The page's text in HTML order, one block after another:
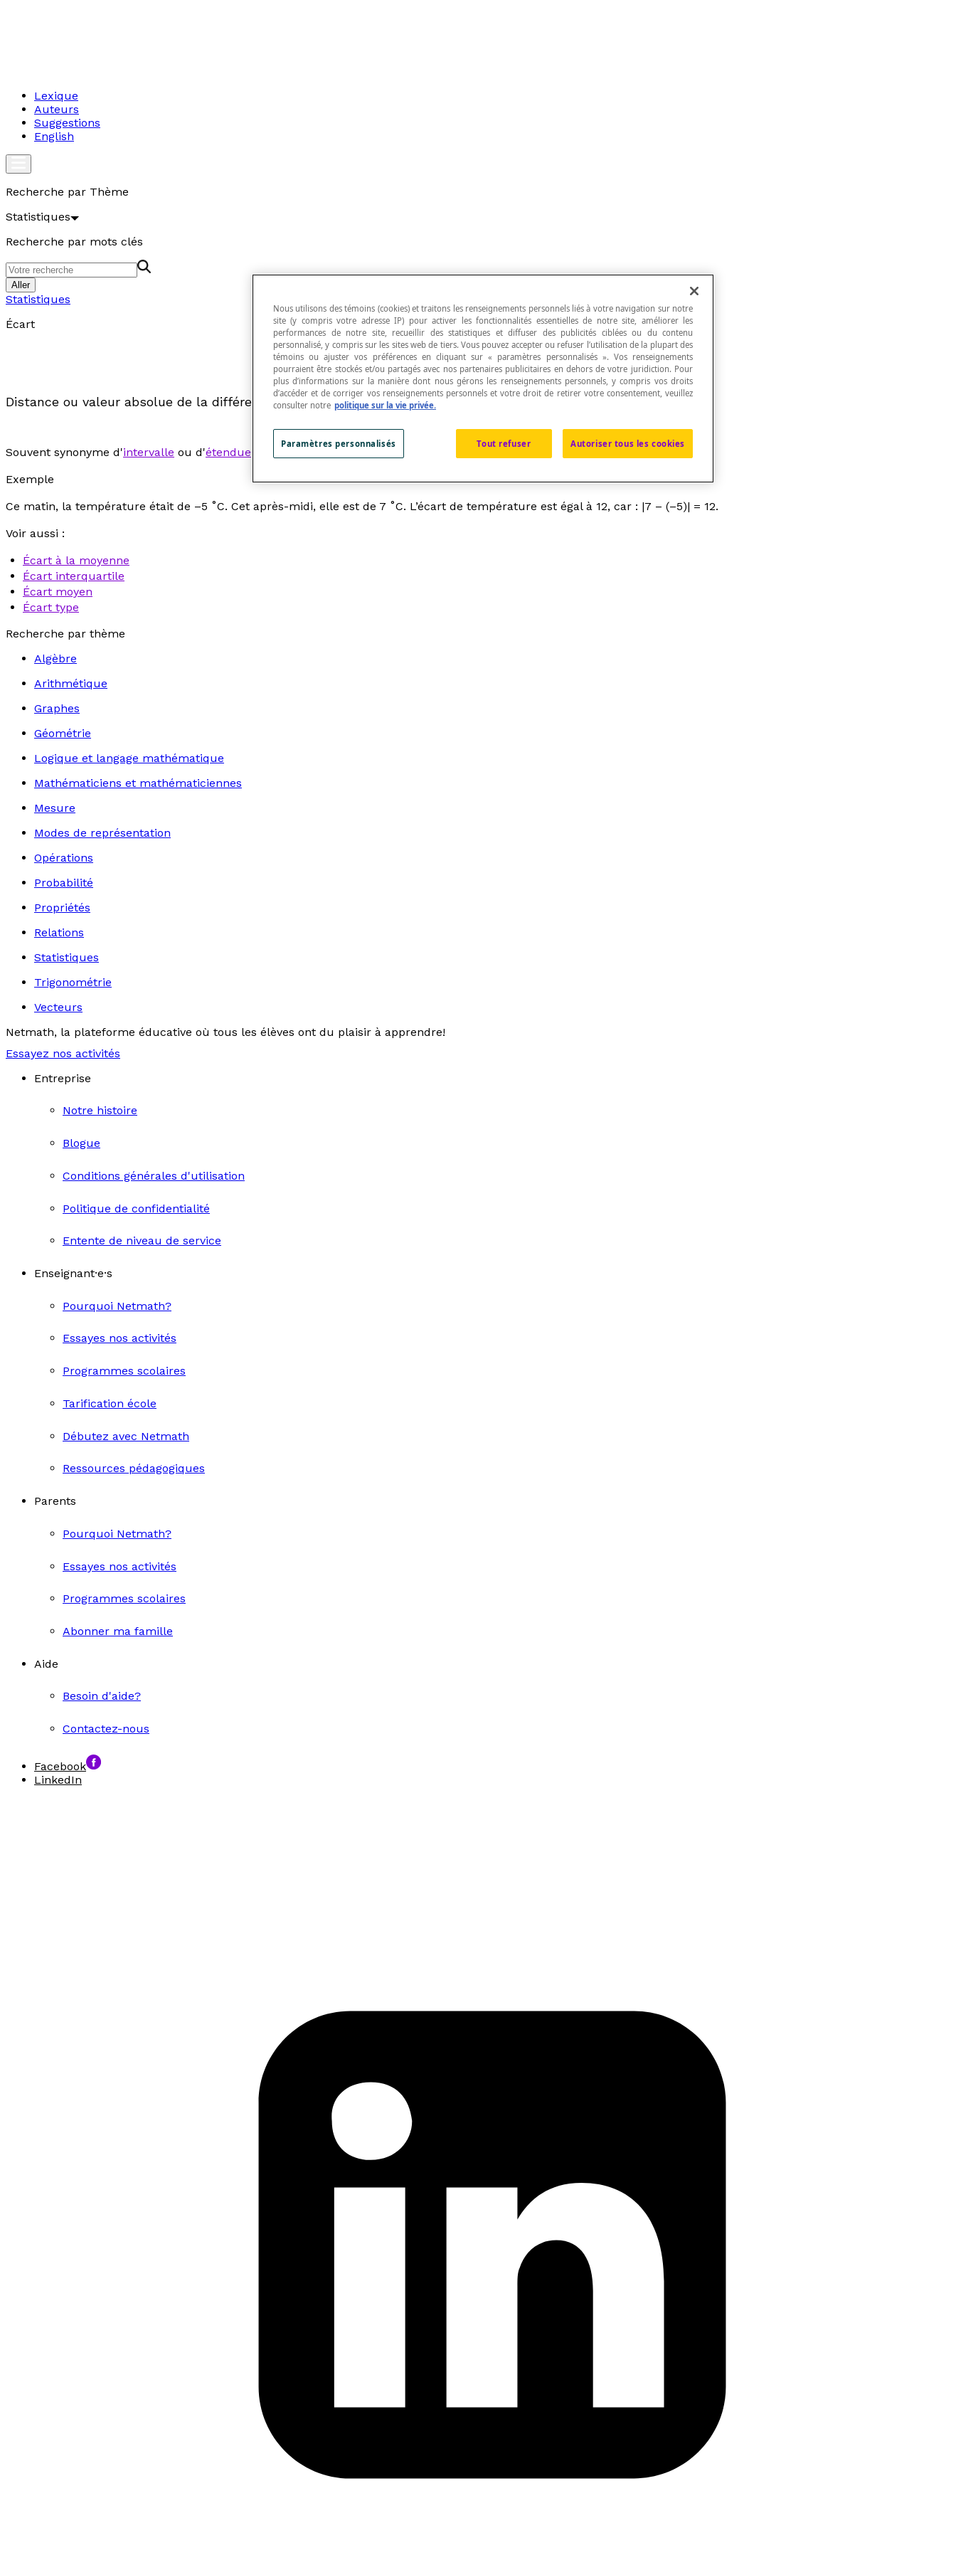
Lexique
Auteurs
Suggestions
English
Recherche par Thème
Statistiques
Recherche par mots clés
Aller
Statistiques
Écart
Distance ou valeur absolue de la différence entre deux valeurs données.
Souvent synonyme d'intervalle ou d'étendue
Exemple
Ce matin, la température était de –5 ˚C. Cet après-midi, elle est de 7 ˚C. L’écart de température est égal à 12, car : |7 – (–5)| = 12.
Voir aussi :
Écart à la moyenne
Écart interquartile
Écart moyen
Écart type
Recherche par thème
Algèbre
Arithmétique
Graphes
Géométrie
Logique et langage mathématique
Mathématiciens et mathématiciennes
Mesure
Modes de représentation
Opérations
Probabilité
Propriétés
Relations
Statistiques
Trigonométrie
Vecteurs
Netmath, la plateforme éducative où tous les élèves ont du plaisir à apprendre!
Essayez nos activités
Entreprise
Notre histoire
Blogue
Conditions générales d'utilisation
Politique de confidentialité
Entente de niveau de service
Enseignant·e·s
Pourquoi Netmath?
Essayes nos activités
Programmes scolaires
Tarification école
Débutez avec Netmath
Ressources pédagogiques
Parents
Pourquoi Netmath?
Essayes nos activités
Programmes scolaires
Abonner ma famille
Aide
Besoin d'aide?
Contactez-nous
Facebook
LinkedIn
Nous utilisons des témoins (cookies) et traitons les renseignements personnels liés à votre navigation sur notre
site (y compris votre adresse IP) pour activer les fonctionnalités essentielles de notre site, améliorer les
performances de notre site, recueillir des statistiques et diffuser des publicités ciblées ou du contenu
personnalisé, y compris sur les sites web de tiers. Vous pouvez accepter ou refuser l’utilisation de la plupart des
témoins ou ajuster vos préférences en cliquant sur « paramètres personnalisés ». Vos renseignements
pourraient être stockés et/ou partagés avec nos partenaires publicitaires en dehors de votre juridiction. Pour
plus d’informations sur la manière dont nous gérons les renseignements personnels, y compris vos droits
d’accéder et de corriger vos renseignements personnels et votre droit de retirer votre consentement, veuillez
consulter notre politique sur la vie privée.
Tout refuser Autoriser tous les cookies
Paramètres personnalisés